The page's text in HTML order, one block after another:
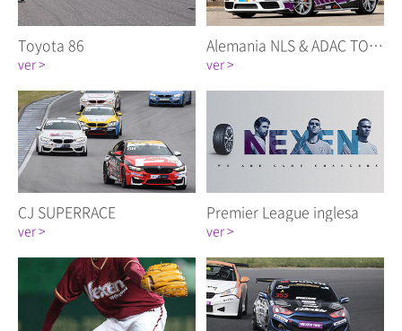
Toyota 86
ver >
Alemania NLS & ADAC TOTAL Carrera 24 Horas
ver >
CJ SUPERRACE
ver >
Premier League inglesa
ver >